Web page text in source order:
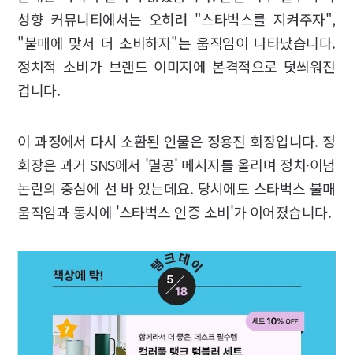
성향 커뮤니티에서는 오히려 "스타벅스를 지켜주자",
"불매에 맞서 더 소비하자"는 움직임이 나타났습니다.
정치적 소비가 브랜드 이미지에 본격적으로 덧씌워진
겁니다.
이 과정에서 다시 소환된 인물은 정용진 회장입니다. 정
회장은 과거 SNS에서 '멸공' 메시지를 올리며 정치·이념
논란의 중심에 선 바 있는데요. 당시에도 스타벅스 불매
움직임과 동시에 '스타벅스 인증 소비'가 이어졌습니다.